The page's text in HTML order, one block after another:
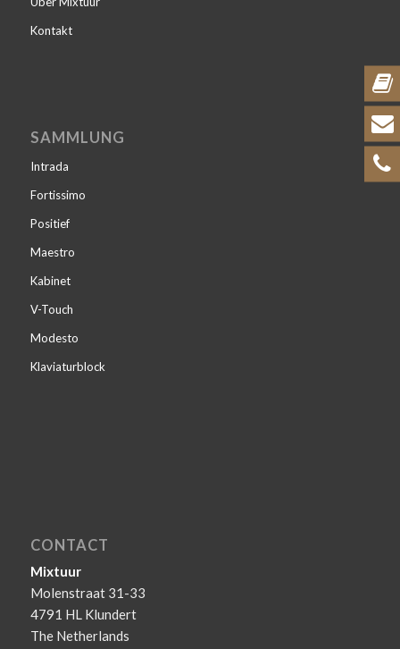
Kontakt
SAMMLUNG
Intrada
Fortissimo
Positief
Maestro
Kabinet
V-Touch
Modesto
Klaviaturblock
CONTACT
Mixtuur
Molenstraat 31-33
4791 HL Klundert
The Netherlands